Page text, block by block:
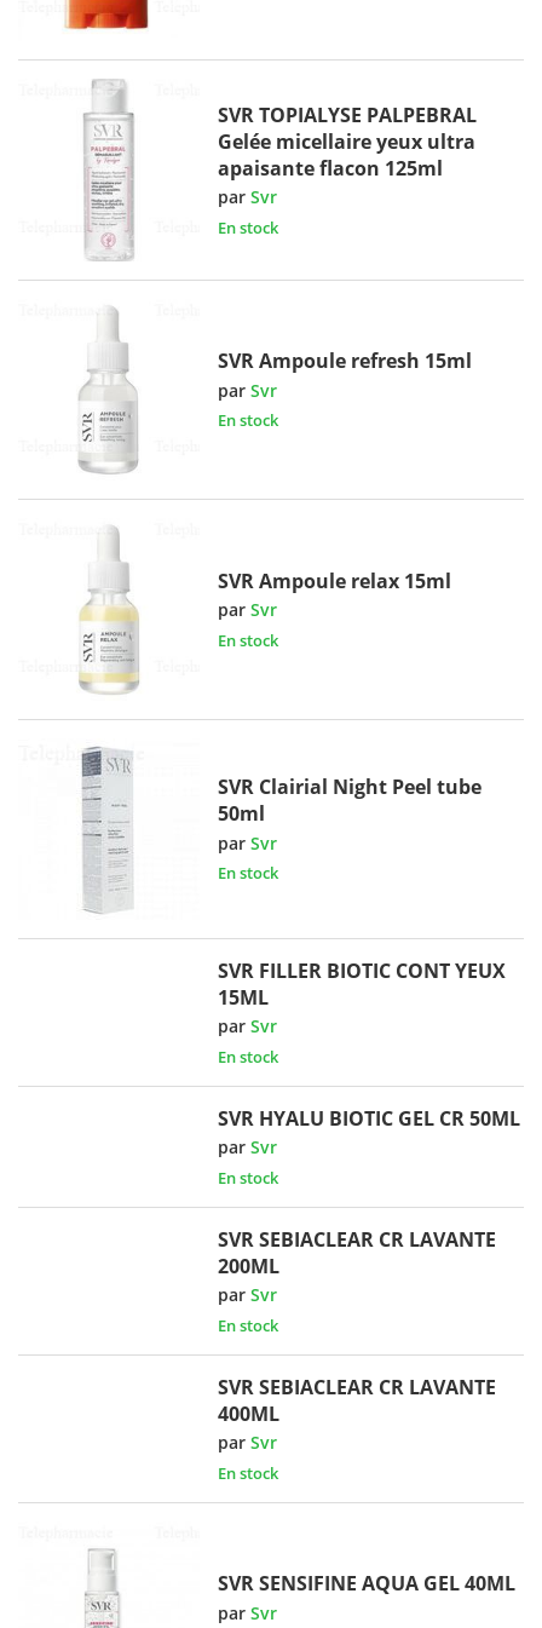
SVR TOPIALYSE PALPEBRAL
Gelée micellaire yeux ultra
apaisante flacon 125ml
parSvr
En stock
SVR Ampoule refresh 15ml
parSvr
En stock
SVR Ampoule relax 15ml
parSvr
En stock
SVR Clairial Night Peel tube
50ml
parSvr
En stock
SVR FILLER BIOTIC CONT YEUX
15ML
parSvr
En stock
SVR HYALU BIOTIC GEL CR 50ML
parSvr
En stock
SVR SEBIACLEAR CR LAVANTE
200ML
parSvr
En stock
SVR SEBIACLEAR CR LAVANTE
400ML
parSvr
En stock
SVR SENSIFINE AQUA GEL 40ML
parSvr